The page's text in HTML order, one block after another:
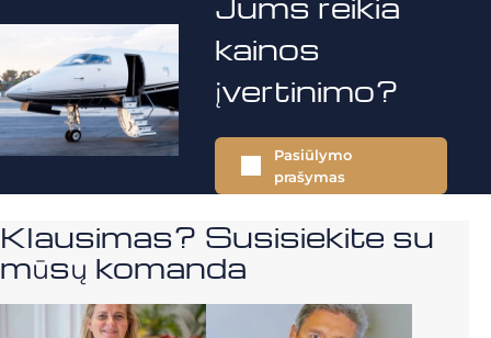
kainos
įvertinimo?
Pasiūlymo
prašymas
Klausimas? Susisiekite su
mūsų komanda